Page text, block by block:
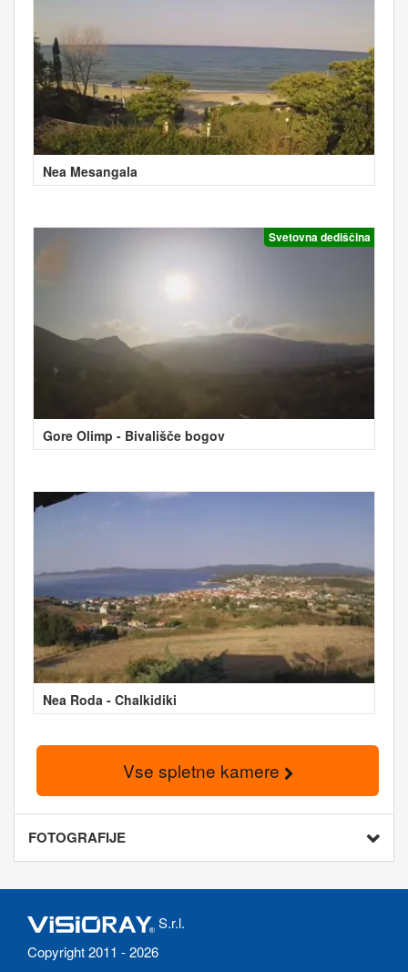
Nea Mesangala
Svetovna dediščina
Gore Olimp - Bivališče bogov
Nea Roda - Chalkidiki
Vse spletne kamere
FOTOGRAFIJE
S.r.l.
Copyright 2011 - 2026